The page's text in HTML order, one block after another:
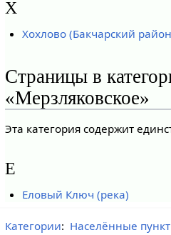
Х
Хохлово (Бакчарский
Страницы в
«Мерзляковское»
Эта категория содержит
Е
Еловый Ключ (река)
Категории: Населённые